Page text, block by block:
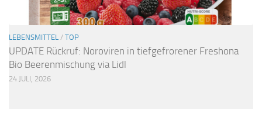
LEBENSMITTEL / TOP
UPDATE Rückruf: Noroviren in tiefgefrorener Freshona
Bio Beerenmischung via Lidl
24 JULI, 2026